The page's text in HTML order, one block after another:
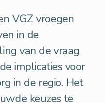
VGZ vroegen
in de
van de vraag
implicaties voor
in de regio. Het
keuzes te